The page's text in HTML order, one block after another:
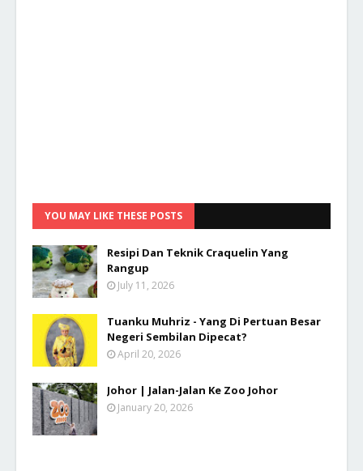
YOU MAY LIKE THESE POSTS
Resipi Dan Teknik Craquelin Yang
Rangup
July 11, 2026
Tuanku Muhriz - Yang Di Pertuan Besar
Negeri Sembilan Dipecat?
April 20, 2026
Johor | Jalan-Jalan Ke Zoo Johor
January 20, 2026